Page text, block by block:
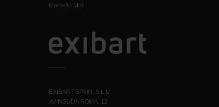
Marcello Moi
EXIBART SPAIN, S.L.U.
AVINGUDA ROMA, 12